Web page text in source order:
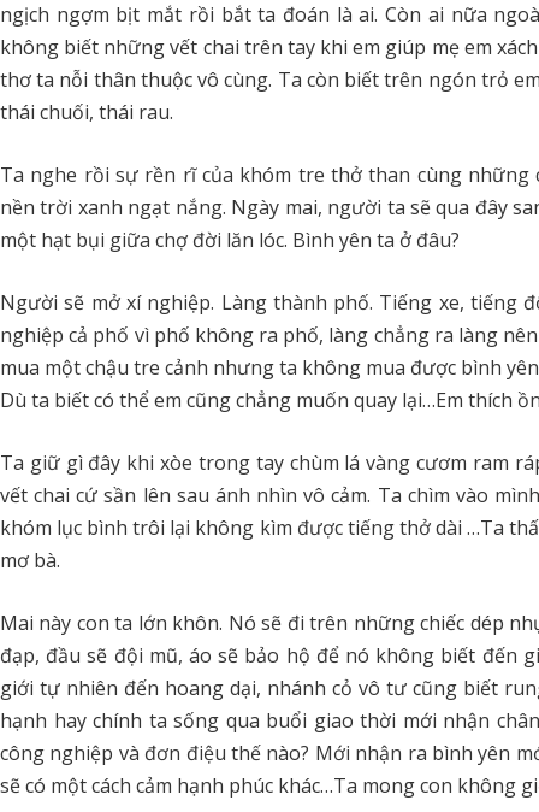
ngịch ngợm bịt mắt rồi bắt ta đoán là ai. Còn ai nữa
không biết những vết chai trên tay khi em giúp mẹ em
thơ ta nỗi thân thuộc vô cùng. Ta còn biết trên ngón trỏ
thái chuối, thái rau.
Ta nghe rồi sự rền rĩ của khóm tre thở than cùng
nền trời xanh ngạt nắng. Ngày mai, người ta sẽ qua đây
một hạt bụi giữa chợ đời lăn lóc. Bình yên ta ở đâu?
Người sẽ mở xí nghiệp. Làng thành phố. Tiếng xe, tiếng
nghiệp cả phố vì phố không ra phố, làng chẳng ra làng
mua một chậu tre cảnh nhưng ta không mua được bình
Dù ta biết có thể em cũng chẳng muốn quay lại…Em thích
Ta giữ gì đây khi xòe trong tay chùm lá vàng cươm ram
vết chai cứ sần lên sau ánh nhìn vô cảm. Ta chìm vào
khóm lục bình trôi lại không kìm được tiếng thở dài …Ta
mơ bà.
Mai này con ta lớn khôn. Nó sẽ đi trên những chiếc dép
đạp, đầu sẽ đội mũ, áo sẽ bảo hộ để nó không biết đến
giới tự nhiên đến hoang dại, nhánh cỏ vô tư cũng biết
hạnh hay chính ta sống qua buổi giao thời mới nhận
công nghiệp và đơn điệu thế nào? Mới nhận ra bình yên
sẽ có một cách cảm hạnh phúc khác…Ta mong con không